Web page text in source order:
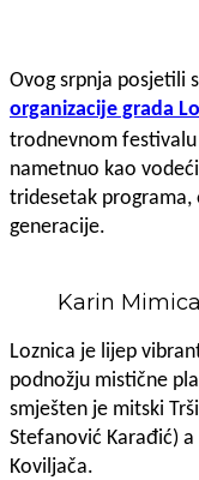
Ovog srpnja posjetili
organizacije grada
trodnevnom festivalu
nametnuo kao
tridesetak programa,
generacije.
Karin
Loznica je lijep
podnožju mistične
smješten je mitski
Stefanović Karađić)
Koviljača.